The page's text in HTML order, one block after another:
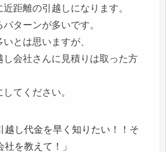
距離の引越しになります。
ターンが多いです。
とは思いますが、
し会社さんに見積りは取った方
てください。
越し代金を早く知りたい！！そ
社を教えて！」